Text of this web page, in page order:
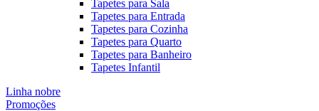
Tapetes para Sala
Tapetes para Entrada
Tapetes para Cozinha
Tapetes para Quarto
Tapetes para Banheiro
Tapetes Infantil
Linha nobre
Promoções